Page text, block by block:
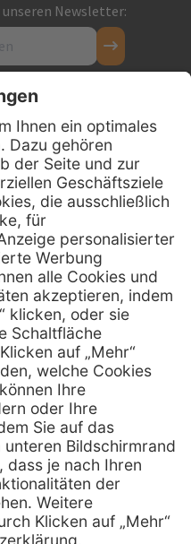
Newsletter:
GmbH
Straße 7
- 600 66 30
- 07 01 96
discount.de
Hilfe
FAQs
Kontakt
Lob & Kritik
Rechtliches
Impressum
Datenschutz